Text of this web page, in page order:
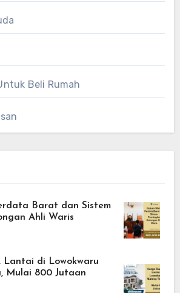
Beli Rumah
Barat dan Sistem
Ahli Waris
Lantai di Lowokwaru
Mulai 800 Jutaan